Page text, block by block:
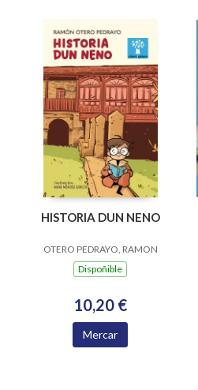
HISTORIA DUN NENO
OTERO PEDRAYO, RAMON
Dispoñible
10,20 €
Mercar